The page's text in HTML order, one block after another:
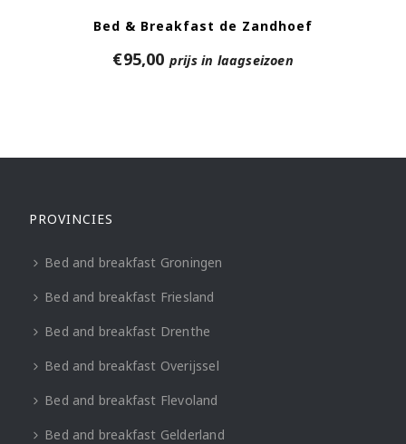
Bed & Breakfast de Zandhoef
€95,00 prijs in laagseizoen
PROVINCIES
Bed and breakfast Groningen
Bed and breakfast Friesland
Bed and breakfast Drenthe
Bed and breakfast Overijssel
Bed and breakfast Flevoland
Bed and breakfast Gelderland